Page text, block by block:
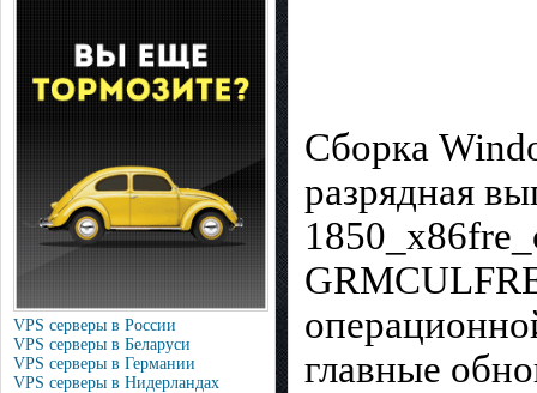
VPS серверы в России
VPS серверы в Беларуси
VPS серверы в Германии
VPS серверы в Нидерландах
Сборка
разрядная
главные